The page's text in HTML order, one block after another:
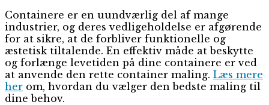
Containere er en uundværlig del af mange
industrier, og deres vedligeholdelse er afgørende
for at sikre, at de forbliver funktionelle og
æstetisk tiltalende. En effektiv måde at beskytte
og forlænge levetiden på dine containere er ved
at anvende den rette container maling. Læs mere
her om, hvordan du vælger den bedste maling til
dine behov.